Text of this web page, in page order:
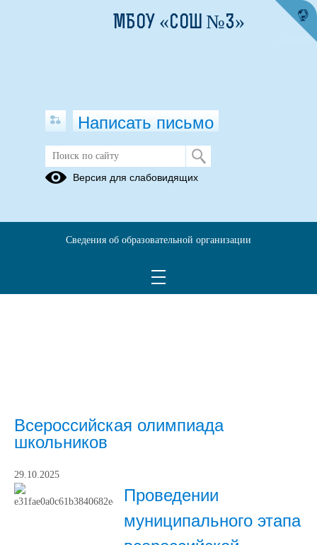
Всероссийская олимпиада
школьников
29.10.2025
Проведении
муниципального этапа
МБОУ «СОШ №3»
Написать письмо
Версия для слабовидящих
Сведения об образовательной организации